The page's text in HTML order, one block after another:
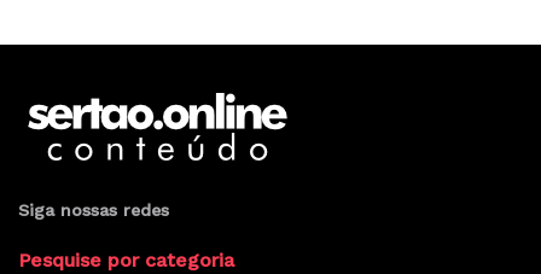
Siga nossas redes
Pesquise por categoria